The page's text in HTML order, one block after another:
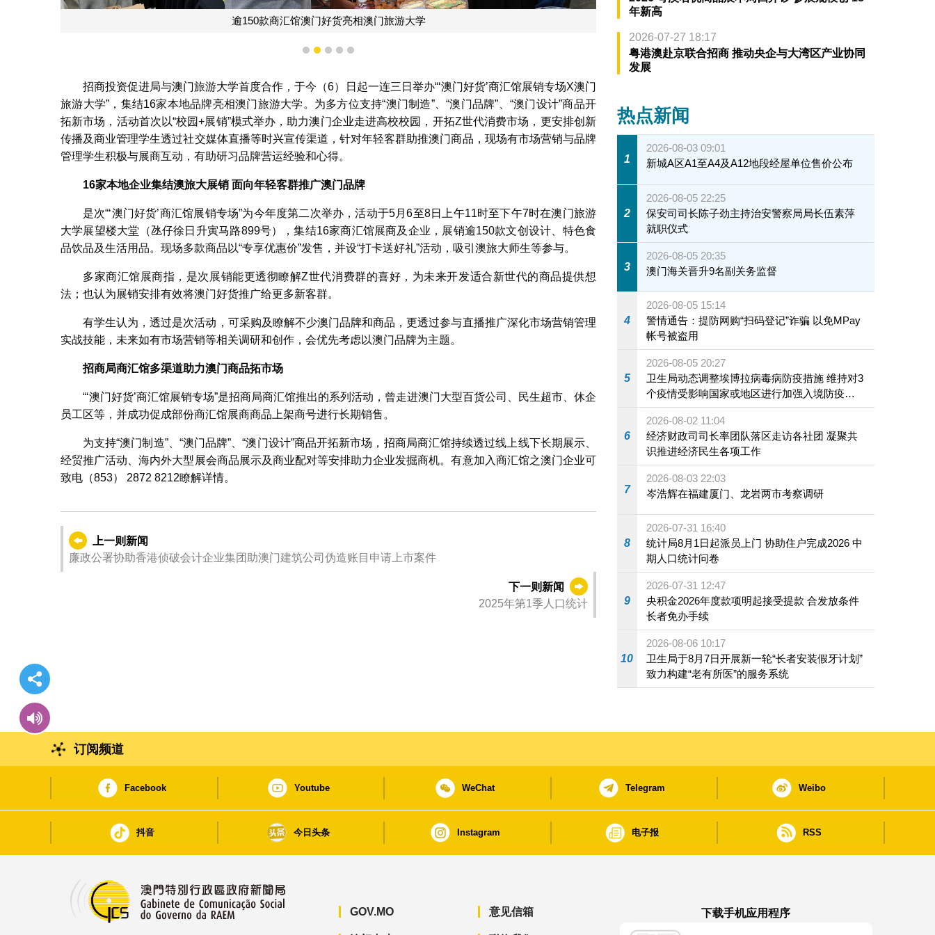
1
2 3 4 5
招商投资促进局与澳门旅游大学首度合作，于今（6）日起一连三日举办“‘澳门好货’商汇馆展销专场X澳门
旅游大学”，集结16家本地品牌亮相澳门旅游大学。为多方位支持“澳门制造”、“澳门品牌”、“澳门设计”商品开
拓新市场，活动首次以“校园+展销”模式举办，助力澳门企业走进高校校园，开拓Z世代消费市场，更安排创新
传播及商业管理学生透过社交媒体直播等时兴宣传渠道，针对年轻客群助推澳门商品，现场有市场营销与品牌
管理学生积极与展商互动，有助研习品牌营运经验和心得。
16家本地企业集结澳旅大展销 面向年轻客群推广澳门品牌
是次“‘澳门好货’商汇馆展销专场”为今年度第二次举办，活动于5月6至8日上午11时至下午7时在澳门旅游
大学展望楼大堂（氹仔徐日升寅马路899号），集结16家商汇馆展商及企业，展销逾150款文创设计、特色食
品饮品及生活用品。现场多款商品以“专享优惠价”发售，并设“打卡送好礼”活动，吸引澳旅大师生等参与。
多家商汇馆展商指，是次展销能更透彻瞭解Z世代消费群的喜好，为未来开发适合新世代的商品提供想
法；也认为展销安排有效将澳门好货推广给更多新客群。
有学生认为，透过是次活动，可采购及瞭解不少澳门品牌和商品，更透过参与直播推广深化市场营销管理
实战技能，未来如有市场营销等相关调研和创作，会优先考虑以澳门品牌为主题。
招商局商汇馆多渠道助力澳门商品拓市场
“‘澳门好货’商汇馆展销专场”是招商局商汇馆推出的系列活动，曾走进澳门大型百货公司、民生超市、休企
员工区等，并成功促成部份商汇馆展商商品上架商号进行长期销售。
为支持“澳门制造”、“澳门品牌”、“澳门设计”商品开拓新市场，招商局商汇馆持续透过线上线下长期展示、
经贸推广活动、海内外大型展会商品展示及商业配对等安排助力企业发掘商机。有意加入商汇馆之澳门企业可
致电（853） 2872 8212瞭解详情。
上一则新闻
廉政公署协助香港侦破会计企业集团助澳门建筑公司伪造账目申请上市案件
下一则新闻
2025年第1季人口统计
年新高
2026-07-27 18:17
粤港澳赴京联合招商 推动央企与大湾区产业协同
发展
热点新闻
1
2026-08-03 09:01
新城A区A1至A4及A12地段经屋单位售价公布
2
2026-08-05 22:25
保安司司长陈子劲主持治安警察局局长伍素萍
就职仪式
3
2026-08-05 20:35
澳门海关晋升9名副关务监督
4
2026-08-05 15:14
警情通告：提防网购“扫码登记”诈骗 以免MPay
帐号被盗用
5
2026-08-05 20:27
卫生局动态调整埃博拉病毒病防疫措施 维持对3
个疫情受影响国家或地区进行加强入境防疫措
施
6
2026-08-02 11:04
经济财政司司长率团队落区走访各社团 凝聚共
识推进经济民生各项工作
7
2026-08-03 22:03
岑浩辉在福建厦门、龙岩两市考察调研
8
2026-07-31 16:40
统计局8月1日起派员上门 协助住户完成2026 中
期人口统计问卷
9
2026-07-31 12:47
央积金2026年度款项明起接受提款 合发放条件
长者免办手续
10
2026-08-06 10:17
卫生局于8月7日开展新一轮“长者安装假牙计划”
致力构建“老有所医”的服务系统
订阅频道
Facebook Youtube WeChat Telegram Weibo
抖音 今日头条 Instagram 电子报 RSS
GOV.MO 意见信箱
下载手机应用程序